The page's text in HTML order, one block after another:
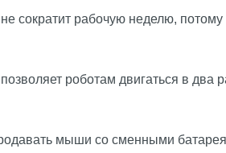
сократит рабочую неделю,
роботам двигаться в два
мыши со сменными